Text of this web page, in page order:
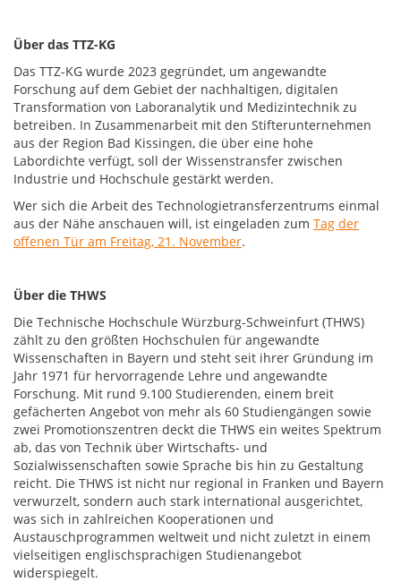
Über das TTZ-KG
Das TTZ-KG wurde 2023 gegründet, um angewandte
Forschung auf dem Gebiet der nachhaltigen, digitalen
Transformation von Laboranalytik und Medizintechnik zu
betreiben. In Zusammenarbeit mit den Stifterunternehmen
aus der Region Bad Kissingen, die über eine hohe
Labordichte verfügt, soll der Wissenstransfer zwischen
Industrie und Hochschule gestärkt werden.
Wer sich die Arbeit des Technologietransferzentrums einmal
aus der Nähe anschauen will, ist eingeladen zum Tag der
offenen Tür am Freitag, 21. November.
Über die THWS
Die Technische Hochschule Würzburg-Schweinfurt (THWS)
zählt zu den größten Hochschulen für angewandte
Wissenschaften in Bayern und steht seit ihrer Gründung im
Jahr 1971 für hervorragende Lehre und angewandte
Forschung. Mit rund 9.100 Studierenden, einem breit
gefächerten Angebot von mehr als 60 Studiengängen sowie
zwei Promotionszentren deckt die THWS ein weites Spektrum
ab, das von Technik über Wirtschafts- und
Sozialwissenschaften sowie Sprache bis hin zu Gestaltung
reicht. Die THWS ist nicht nur regional in Franken und Bayern
verwurzelt, sondern auch stark international ausgerichtet,
was sich in zahlreichen Kooperationen und
Austauschprogrammen weltweit und nicht zuletzt in einem
vielseitigen englischsprachigen Studienangebot
widerspiegelt.